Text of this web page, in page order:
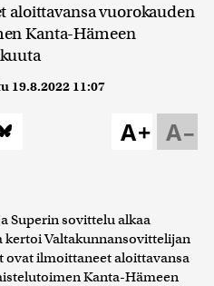
aloittavansa vuorokauden
Kanta-Hämeen
19.8.2022 11:07
A–
A+
Superin sovittelu alkaa
kertoi Valtakunnansovittelijan
ovat ilmoittaneet aloittavansa
Kanta-Hämeen